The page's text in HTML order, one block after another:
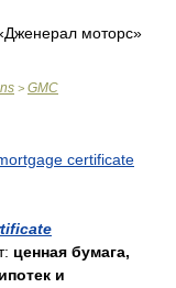
моторс»
> GMC
certificate
ценная бумага,
и